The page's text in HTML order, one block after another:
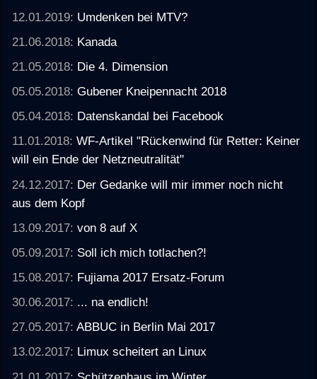
12.01.2019: Umdenken bei MTV?
21.06.2018: Kanada
21.05.2018: Die 4. Dimension
05.05.2018:Gubener Kneipennacht 2018
05.04.2018: Datenskandal bei Facebook
11.01.2018:WF-Artikel "Rückenwind für Retter: Keiner
will ein Ende der Netzneutralität"
24.12.2017: Der Gedanke will mir immer noch nicht
aus dem Kopf
13.09.2017:von 8 auf X
05.09.2017: Soll ich mich totlachen?!
15.08.2017: Fujiama 2017 Ersatz-Forum
30.06.2017: ... na endlich!
27.05.2017:ABBUC in Berlin Mai 2017
13.02.2017: Limux scheitert an Linux